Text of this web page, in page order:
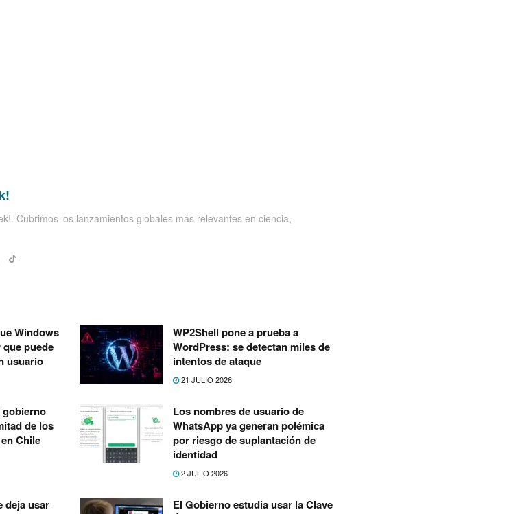
Cubrimos los lanzamientos globales más relevantes en ciencia,
Windows
puede
usuario
WP2Shell pone a prueba a
WordPress: se detectan miles de
intentos de ataque
21 JULIO 2026
gobierno
de los
Chile
Los nombres de usuario de
WhatsApp ya generan polémica
por riesgo de suplantación de
identidad
2 JULIO 2026
deja usar
El Gobierno estudia usar la Clave